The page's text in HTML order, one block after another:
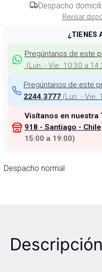
Despacho
Revisar
¿TIENES
Pregúntanos de este
(Lun. - Vie. 10:30 a
Pregúntanos de este
2244 3777 (Lun. - Vie.
Visítanos en nuestra
918 - Santiago - Chile
15:00 a 19:00)
Despacho normal